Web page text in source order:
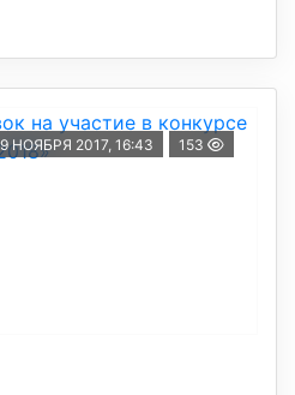
9 НОЯБРЯ 2017, 16:43 153